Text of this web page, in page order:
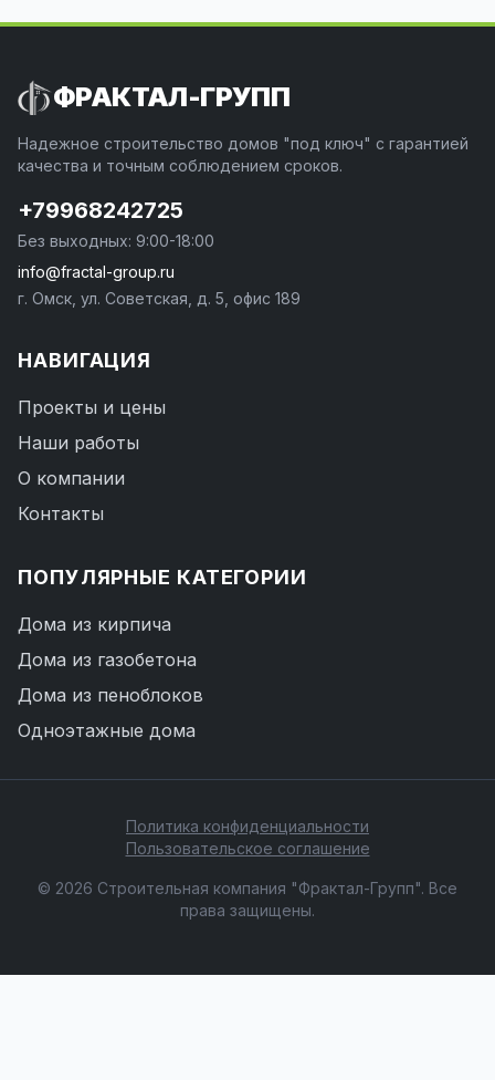
ФРАКТАЛ-ГРУПП
Надежное строительство домов "под ключ" с гарантией
качества и точным соблюдением сроков.
+79968242725
Без выходных: 9:00-18:00
info@fractal-group.ru
г. Омск, ул. Советская, д. 5, офис 189
НАВИГАЦИЯ
Проекты и цены
Наши работы
О компании
Контакты
ПОПУЛЯРНЫЕ КАТЕГОРИИ
Дома из кирпича
Дома из газобетона
Дома из пеноблоков
Одноэтажные дома
Политика конфиденциальности
Пользовательское соглашение
© 2026 Строительная компания "Фрактал-Групп". Все
права защищены.